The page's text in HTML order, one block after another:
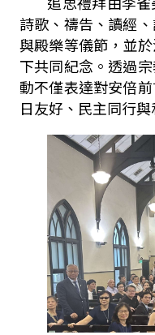
詩歌、禱告、讀經
與殿樂等儀節，並
下共同紀念。透過
動不僅表達對安倍
日友好、民主同行